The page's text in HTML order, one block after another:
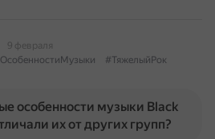
9 февраля
#ТяжелыйРок
особенности музыки Black
их от других групп?